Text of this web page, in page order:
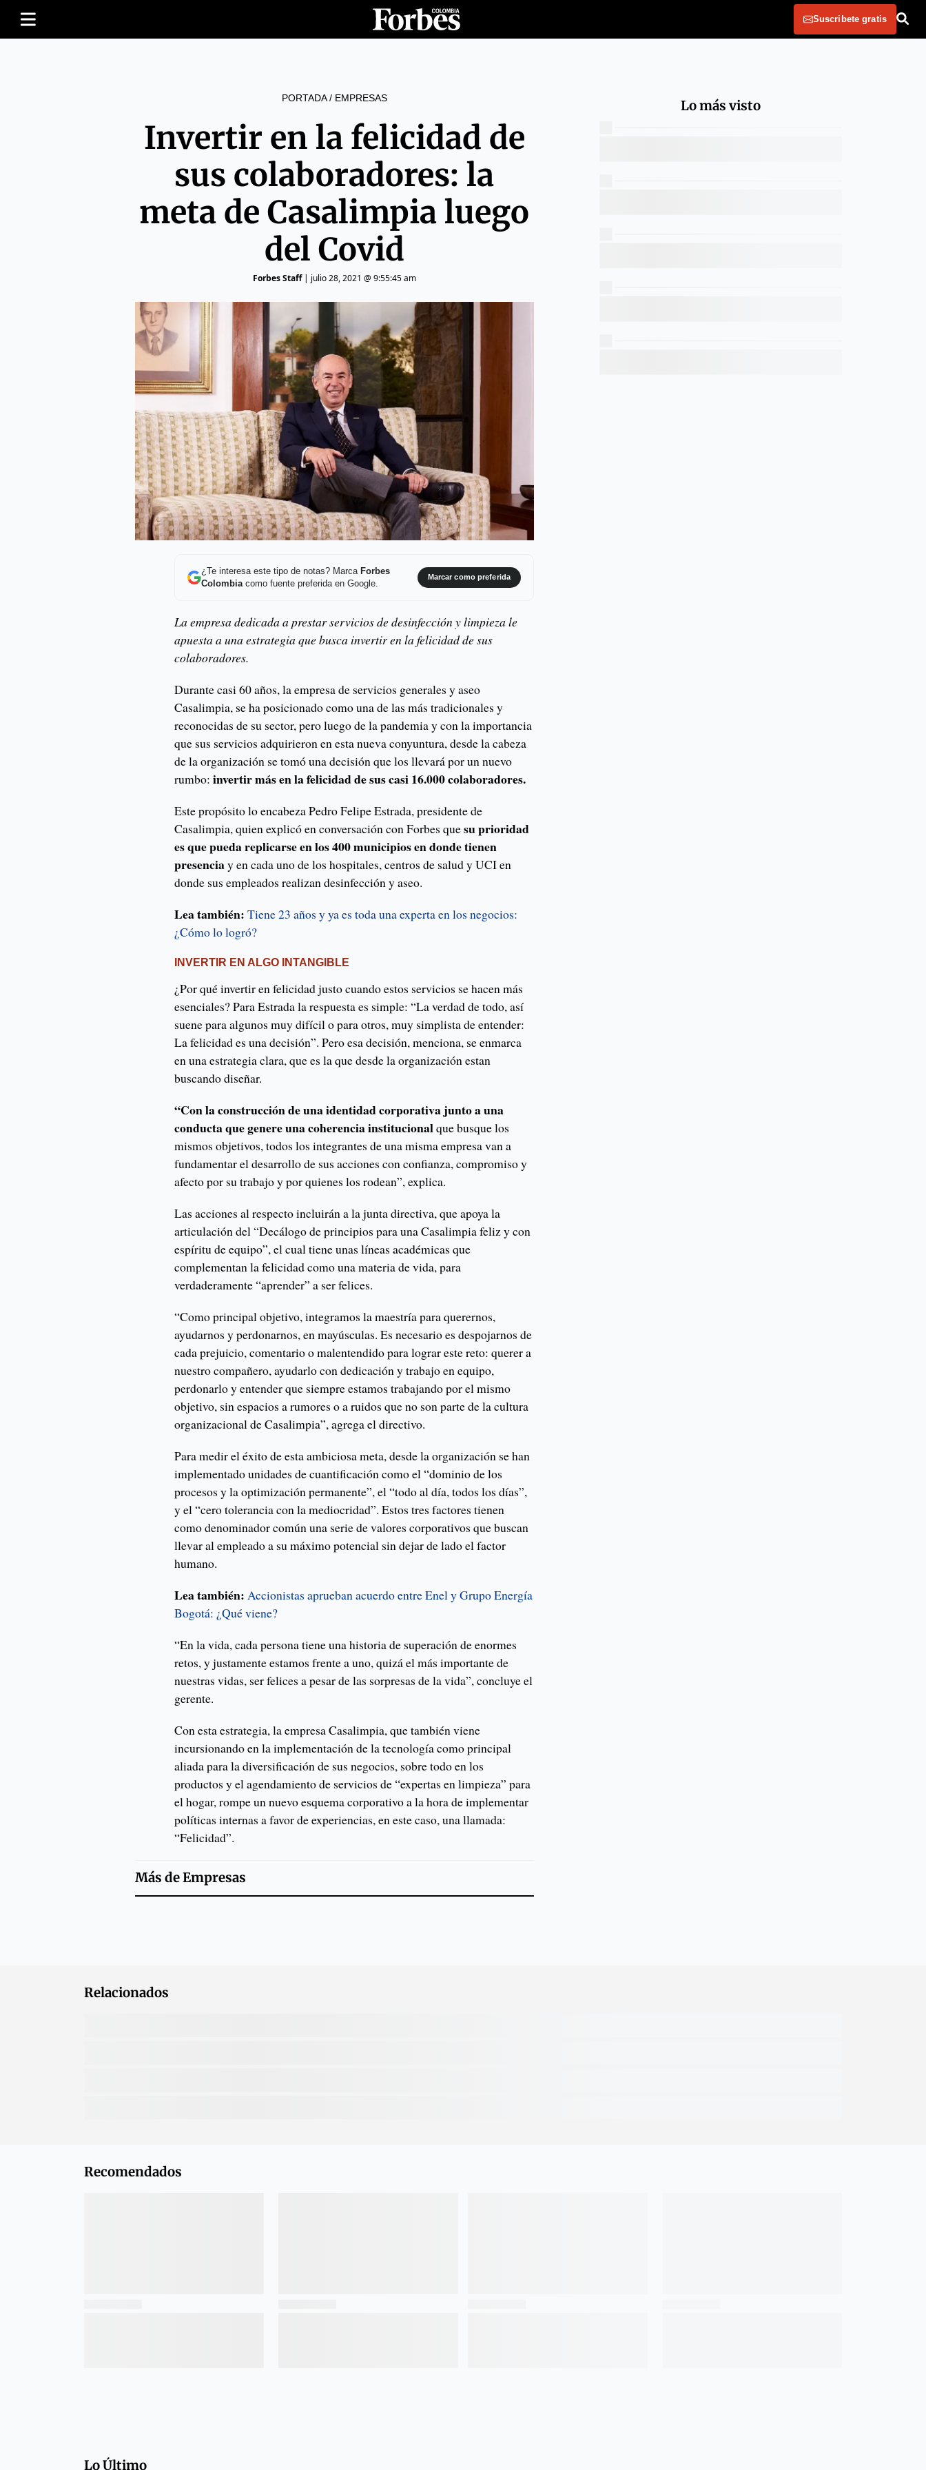
Suscribete gratis
PORTADA/ EMPRESAS
Invertir en la felicidad de
sus colaboradores: la
meta de Casalimpia luego
del Covid
Forbes Staff| julio 28, 2021 @ 9:55:45 am
¿Te interesa este tipo de notas? Marca Forbes
Colombiacomo fuente preferida en Google.
Marcar como preferida
La empresa dedicada a prestar servicios de desinfección y limpieza le
apuesta a una estrategia que busca invertir en la felicidad de sus
colaboradores.
Durante casi 60 años, la empresa de servicios generales y aseo
Casalimpia, se ha posicionado como una de las más tradicionales y
reconocidas de su sector, pero luego de la pandemia y con la importancia
que sus servicios adquirieron en esta nueva conyuntura, desde la cabeza
de la organización se tomó una decisión que los llevará por un nuevo
rumbo:invertir más en la felicidad de sus casi 16.000 colaboradores.
Este propósito lo encabeza Pedro Felipe Estrada, presidente de
Casalimpia, quien explicó en conversación con Forbes quesu prioridad
es que pueda replicarse en los 400 municipios en donde tienen
presenciay en cada uno de los hospitales, centros de salud y UCI en
donde sus empleados realizan desinfección y aseo.
Lea también:Tiene 23 años y ya es toda una experta en los negocios:
¿Cómo lo logró?
INVERTIR EN ALGO INTANGIBLE
¿Por qué invertir en felicidad justo cuando estos servicios se hacen más
esenciales? Para Estrada la respuesta es simple: “La verdad de todo, así
suene para algunos muy difícil o para otros, muy simplista de entender:
La felicidad es una decisión”. Pero esa decisión, menciona, se enmarca
en una estrategia clara, que es la que desde la organización estan
buscando diseñar.
“Con la construcción de una identidad corporativa junto a una
conducta que genere una coherencia institucionalque busque los
mismos objetivos, todos los integrantes de una misma empresa van a
fundamentar el desarrollo de sus acciones con confianza, compromiso y
afecto por su trabajo y por quienes los rodean”, explica.
Las acciones al respecto incluirán a la junta directiva, que apoya la
articulación del“Decálogo de principios para una Casalimpia feliz y con
espíritu de equipo”, el cual tiene unas líneas académicas que
complementan la felicidad como una materia de vida, para
verdaderamente “aprender” a ser felices.
“Como principal objetivo, integramos la maestría para querernos,
ayudarnos y perdonarnos, en mayúsculas. Es necesario es despojarnos de
cada prejuicio, comentario o malentendido para lograr este reto: querer a
nuestro compañero, ayudarlo con dedicación y trabajo en equipo,
perdonarlo y entender que siempre estamos trabajando por el mismo
objetivo, sin espacios a rumores o a ruidos que no son parte de la cultura
organizacional de Casalimpia”, agrega el directivo.
Para medir el éxito de esta ambiciosa meta, desde la organización se han
implementado unidades de cuantificación como el “dominio de los
procesos y la optimización permanente”, el “todo al día, todos los días”,
y el “cero tolerancia con la mediocridad”. Estos tres factores tienen
como denominador común una serie de valores corporativos que buscan
llevar al empleado a su máximo potencial sin dejar de lado el factor
humano.
Lea también: Accionistas aprueban acuerdo entre Enel y Grupo Energía
Bogotá: ¿Qué viene?
“En la vida, cada persona tiene una historia de superación de enormes
retos, y justamente estamos frente a uno, quizá el más importante de
nuestras vidas, ser felices a pesar de las sorpresas de la vida”, concluye el
gerente.
Con esta estrategia, la empresa Casalimpia, que también viene
incursionando en la implementación de la tecnología como principal
aliada para la diversificación de sus negocios, sobre todo en los
productos y el agendamiento de servicios de “expertas en limpieza” para
el hogar, rompe un nuevo esquema corporativo a la hora de implementar
políticas internas a favor de experiencias, en este caso, una llamada:
“Felicidad”.
Más deEmpresas
Lo más visto
Relacionados
Recomendados
Lo Último